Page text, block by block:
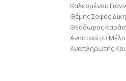
Καλεσμένοι:
Θέμης Σοφός
Θεόδωρος
Αναστασίου
Αναπληρωτής